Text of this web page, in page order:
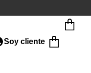
Soy cliente